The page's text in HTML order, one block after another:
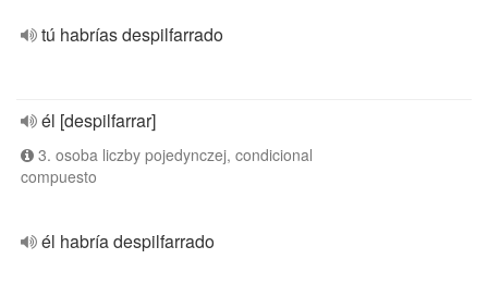
tú habrías despilfarrado
él [despilfarrar]
3. osoba liczby pojedynczej, condicional
compuesto
él habría despilfarrado